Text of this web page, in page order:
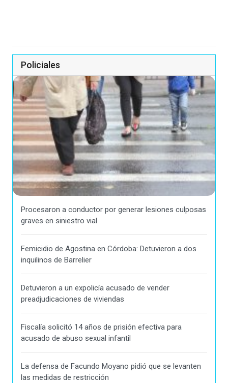
Policiales
Procesaron a conductor por generar lesiones culposas
graves en siniestro vial
Femicidio de Agostina en Córdoba: Detuvieron a dos
inquilinos de Barrelier
Detuvieron a un expolicía acusado de vender
preadjudicaciones de viviendas
Fiscalía solicitó 14 años de prisión efectiva para
acusado de abuso sexual infantil
La defensa de Facundo Moyano pidió que se levanten
las medidas de restricción